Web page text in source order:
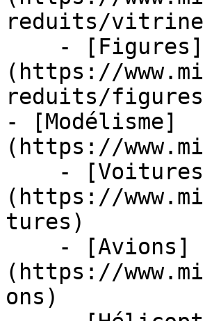
reduits/
(https://
reduits/
- [Modélisme]
(https://
(https://
tures)
(https://
ons)